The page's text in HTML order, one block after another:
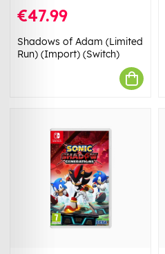
€47.99
Shadows of Adam (Limited
Run) (Import) (Switch)